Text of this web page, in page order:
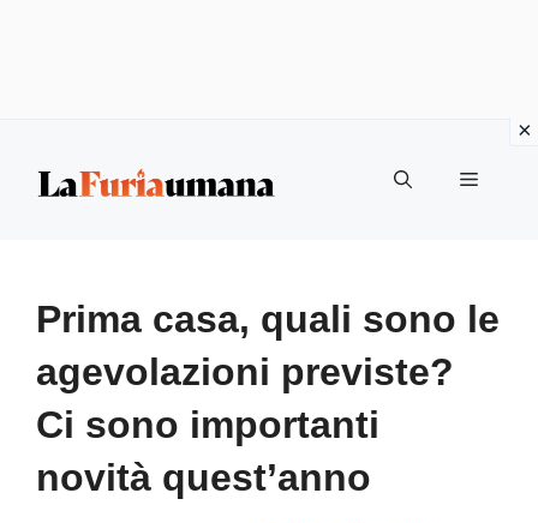
Menu
Prima casa, quali sono le
agevolazioni previste?
Ci sono importanti
novità quest’anno